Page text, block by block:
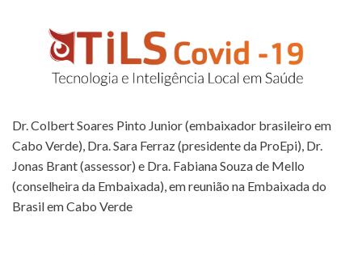
Dr. Colbert Soares Pinto Junior (embaixador brasileiro em
Cabo Verde), Dra. Sara Ferraz (presidente da ProEpi), Dr.
Jonas Brant (assessor) e Dra. Fabiana Souza de Mello
(conselheira da Embaixada), em reunião na Embaixada do
Brasil em Cabo Verde